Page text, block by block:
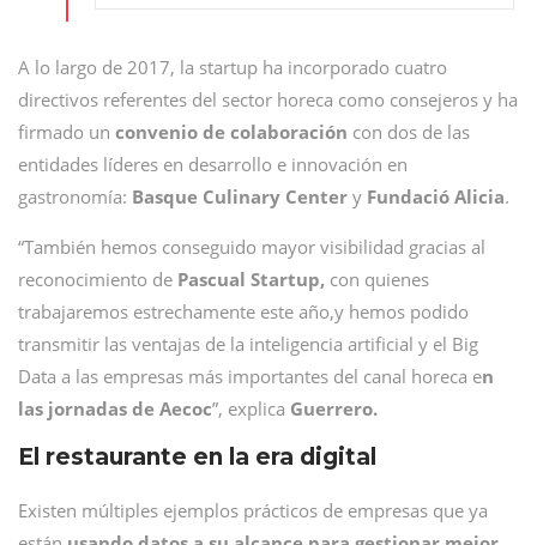
A lo largo de 2017, la startup ha incorporado cuatro
directivos referentes del sector horeca como consejeros y ha
firmado un convenio de colaboración con dos de las
entidades líderes en desarrollo e innovación en
gastronomía: Basque Culinary Center y Fundació Alicia.
“También hemos conseguido mayor visibilidad gracias al
reconocimiento de Pascual Startup, con quienes
trabajaremos estrechamente este año,y hemos podido
transmitir las ventajas de la inteligencia artificial y el Big
Data a las empresas más importantes del canal horeca en
las jornadas de Aecoc”, explica Guerrero.
El restaurante en la era digital
Existen múltiples ejemplos prácticos de empresas que ya